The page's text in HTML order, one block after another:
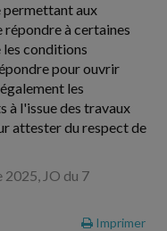
aux
à certaines
les conditions
pour ouvrir
les
l'issue des travaux
attester du respect de
JO du 7
Imprimer